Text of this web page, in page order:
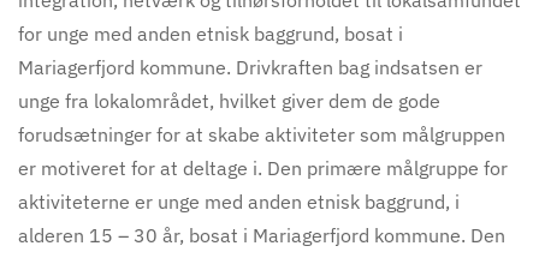
for unge med anden etnisk baggrund, bosat i
Mariagerfjord kommune. Drivkraften bag indsatsen er
unge fra lokalområdet, hvilket giver dem de gode
forudsætninger for at skabe aktiviteter som målgruppen
er motiveret for at deltage i. Den primære målgruppe for
aktiviteterne er unge med anden etnisk baggrund, i
alderen 15 – 30 år, bosat i Mariagerfjord kommune. Den